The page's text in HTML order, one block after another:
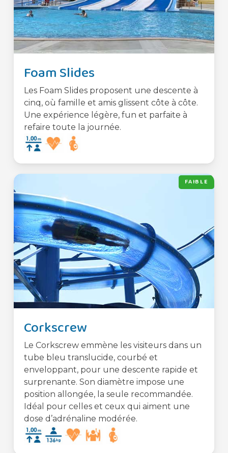
Foam Slides
Les Foam Slides proposent une descente à
cinq, où famille et amis glissent côte à côte.
Une expérience légère, fun et parfaite à
refaire toute la journée.
FAIBLE
Corkscrew
Le Corkscrew emmène les visiteurs dans un
tube bleu translucide, courbé et
enveloppant, pour une descente rapide et
surprenante. Son diamètre impose une
position allongée, la seule recommandée.
Idéal pour celles et ceux qui aiment une
dose d’adrénaline modérée.